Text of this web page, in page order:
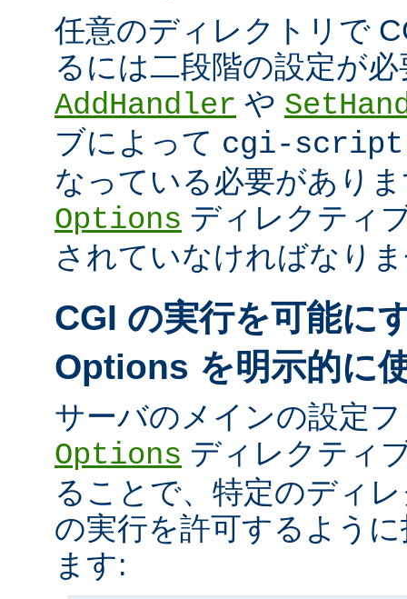
任意のディレクトリで
るには二段階の設定が
AddHandler や
ブによって cgi-script
なっている必要があり
Options ディレクティ
されていなければなり
CGI の実行を可能に
Options を明示的に
サーバのメインの設定
Options ディレクティ
ることで、特定のディ
の実行を許可するよう
ます: